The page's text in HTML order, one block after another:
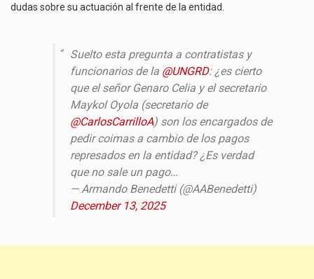
dudas sobre su actuación al frente de la entidad.
Suelto esta pregunta a contratistas y
funcionarios de la @UNGRD: ¿es cierto
que el señor Genaro Celia y el secretario
Maykol Oyola (secretario de
@CarlosCarrilloA) son los encargados de
pedir coimas a cambio de los pagos
represados en la entidad? ¿Es verdad
que no sale un pago…
— Armando Benedetti (@AABenedetti)
December 13, 2025